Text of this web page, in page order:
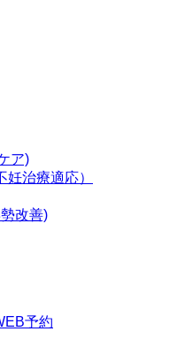
ア)
治療適応）
改善)
予約